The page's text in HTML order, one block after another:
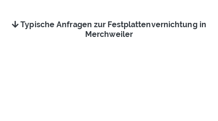
Typische Anfragen zur Festplattenvernichtung in
Merchweiler